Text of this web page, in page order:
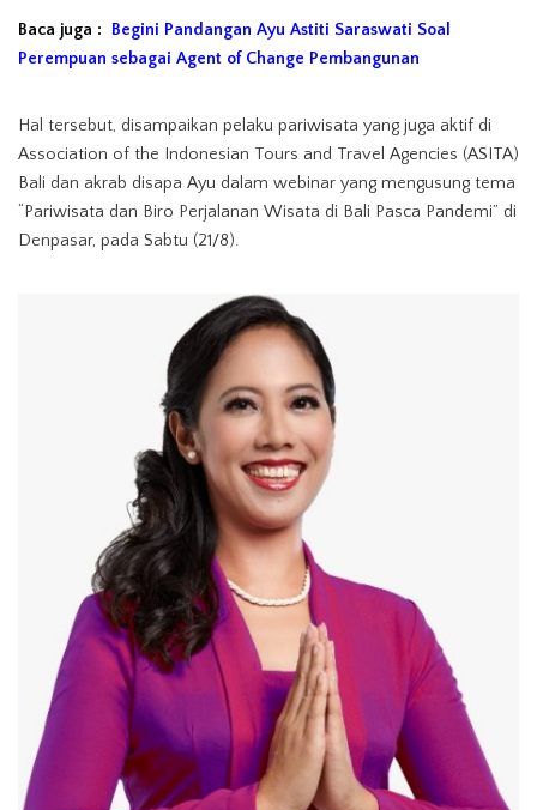
Baca juga :
Begini Pandangan Ayu Astiti Saraswati Soal
Perempuan sebagai Agent of Change Pembangunan
Hal tersebut, disampaikan pelaku pariwisata yang juga aktif di
Association of the Indonesian Tours and Travel Agencies (ASITA)
Bali dan akrab disapa Ayu dalam webinar yang mengusung tema
“Pariwisata dan Biro Perjalanan Wisata di Bali Pasca Pandemi” di
Denpasar, pada Sabtu (21/8).